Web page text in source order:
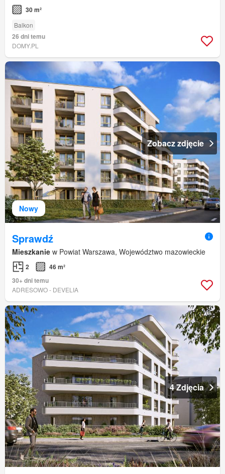
30 m²
Balkon
26 dni temu
DOMY.PL
Nowy
Zobacz zdjęcie
Sprawdź
Mieszkanie w Powiat Warszawa, Województwo mazowieckie
2
46 m²
30+ dni temu
ADRESOWO - DEVELIA
4 Zdjęcia